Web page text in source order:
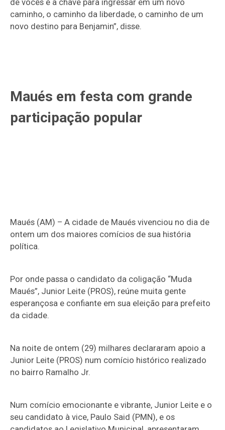
de vocês é a chave para ingressar em um novo
caminho, o caminho da liberdade, o caminho de um
novo destino para Benjamin”, disse.
Maués em festa com grande
participação popular
Maués (AM) – A cidade de Maués vivenciou no dia de
ontem um dos maiores comícios de sua história
política.
Por onde passa o candidato da coligação “Muda
Maués”, Junior Leite (PROS), reúne muita gente
esperançosa e confiante em sua eleição para prefeito
da cidade.
Na noite de ontem (29) milhares declararam apoio a
Junior Leite (PROS) num comício histórico realizado
no bairro Ramalho Jr.
Num comício emocionante e vibrante, Junior Leite e o
seu candidato à vice, Paulo Said (PMN), e os